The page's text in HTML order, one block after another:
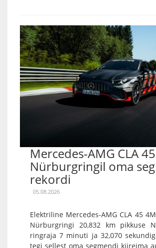
Mercedes-AMG CLA
Nürburgringil oma
rekordi
05.08.2026
Elektriline Mercedes-AMG CLA 45
Nürburgringi 20,832 km pikkuse
ringraja 7 minuti ja 32,070
tegi sellest oma segmendi kiireima